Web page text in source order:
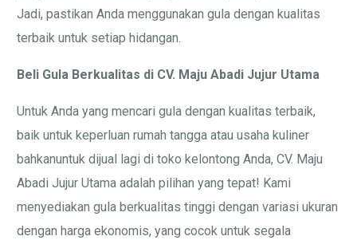
Jadi, pastikan Anda menggunakan gula dengan kualitas
terbaik untuk setiap hidangan.
Beli Gula Berkualitas di CV. Maju Abadi Jujur Utama
Untuk Anda yang mencari gula dengan kualitas terbaik,
baik untuk keperluan rumah tangga atau usaha kuliner
bahkanuntuk dijual lagi di toko kelontong Anda, CV. Maju
Abadi Jujur Utama adalah pilihan yang tepat! Kami
menyediakan gula berkualitas tinggi dengan variasi ukuran
dengan harga ekonomis, yang cocok untuk segala